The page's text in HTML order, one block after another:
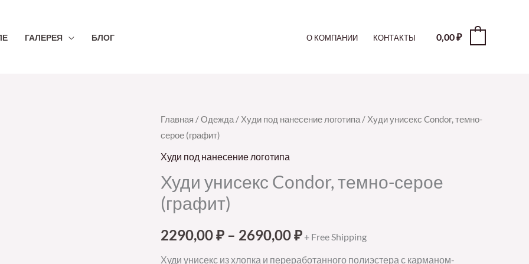
ГАЛЕРЕЯ БЛОГ О КОМПАНИИ КОНТАКТЫ 0,00₽
Главная /Одежда / Худи под нанесение логотипа / Худи унисекс Condor, темно-
серое (графит)
Худи под нанесение логотипа
Худи унисекс Condor, темно-серое
(графит)
2290,00₽ – 2690,00₽ + Free Shipping
Худи унисекс из хлопка и переработанного полиэстера с карманом-
Количество
товара
Худи
Condor,
темно-
(графит)